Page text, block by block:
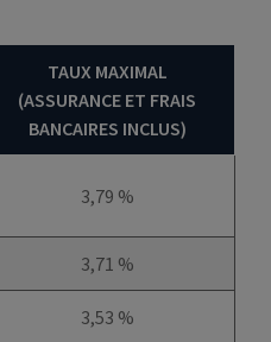
TAUX MAXIMAL
(ASSURANCE ET FRAIS
BANCAIRES INCLUS)
3,79 %
3,71 %
3,53 %